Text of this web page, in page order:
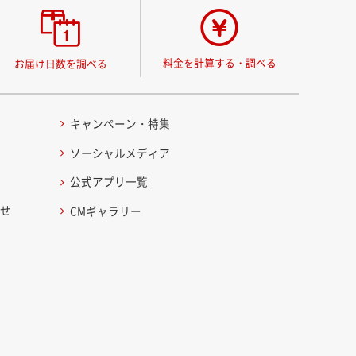
お届け日数を調べる 料金を計算する・調べる
キャンペーン・特集
ソーシャルメディア
公式アプリ一覧
CMギャラリー